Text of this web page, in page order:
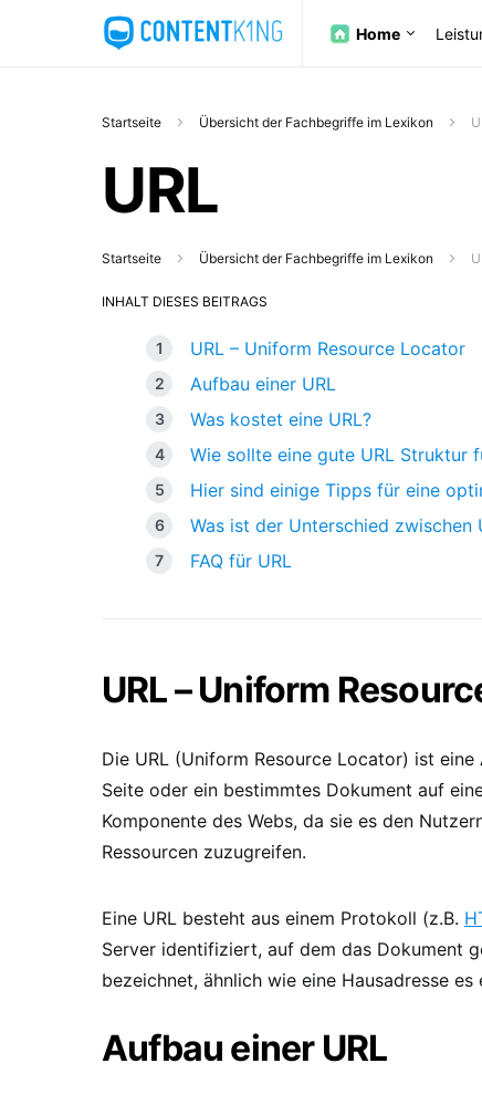
Home
Startseite Übersicht der Fachbegriffe im Lexikon
URL
Startseite Übersicht der Fachbegriffe im Lexikon
INHALT DIESES BEITRAGS
URL – Uniform Resource Locator
Aufbau einer URL
Was kostet eine URL?
Wie sollte eine gute URL Struktur
Hier sind einige Tipps für eine
Was ist der Unterschied zwischen
FAQ für URL
URL – Uniform
Die URL (Uniform Resource Locator) ist
Seite oder ein bestimmtes Dokument auf
Komponente des Webs, da sie es den
Ressourcen zuzugreifen.
Eine URL besteht aus einem Protokoll (z.B.
Server identifiziert, auf dem das Dokument
bezeichnet, ähnlich wie eine Hausadresse
Aufbau einer URL